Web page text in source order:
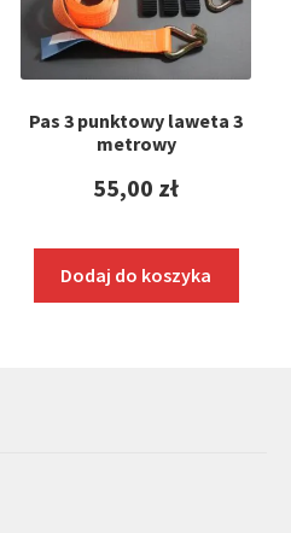
Pas 3 punktowy laweta 3
metrowy
55,00 zł
Dodaj do koszyka